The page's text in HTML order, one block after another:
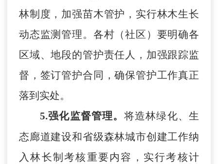
林制度，加强苗木管护 ， 实行林木生长
动态监测管理。各村（社区） 要明确各
区域、地段的管护责任人，加强跟踪监
督，签订管护合同，确保管护工作真正
落到实处。
5.强化监督管理。 将造林绿化、生
态廊道建设和省级森林城市创建工作纳
入林长制考核重要内容，实行考核计